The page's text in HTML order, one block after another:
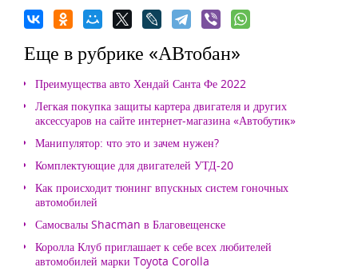
Еще в рубрике «АВтобан»
Преимущества авто Хендай Санта Фе 2022
Легкая покупка защиты картера двигателя и других
аксессуаров на сайте интернет-магазина «Автобутик»
Манипулятор: что это и зачем нужен?
Комплектующие для двигателей УТД-20
Как происходит тюнинг впускных систем гоночных
автомобилей
Самосвалы Shacman в Благовещенске
Королла Клуб приглашает к себе всех любителей
автомобилей марки Toyota Corolla